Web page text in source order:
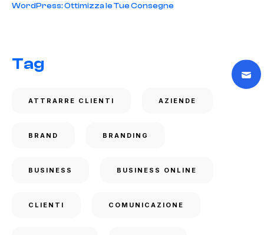
WordPress: Ottimizza le Tue Consegne
Tag
ATTRARRE CLIENTI AZIENDE
BRAND BRANDING
BUSINESS BUSINESS ONLINE
CLIENTI COMUNICAZIONE